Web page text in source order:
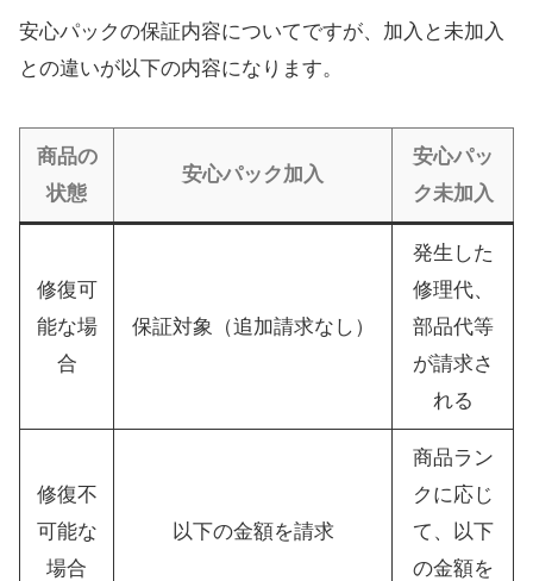
安心パックの保証内容についてですが、加入と未加入
との違いが以下の内容になります。
商品の
状態
安心パック加入
安心パッ
ク未加入
修復可
能な場
合
保証対象（追加請求なし）
発生した
修理代、
部品代等
が請求さ
れる
修復不
可能な
場合
以下の金額を請求
商品ラン
クに応じ
て、以下
の金額を